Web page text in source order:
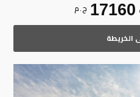
17160 ج . م
الخريطة